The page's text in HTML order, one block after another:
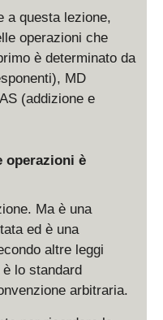
m
es
4
a questa lezione,
operazioni che
è determinato da
MD
(addizione e
operazioni è
Ma è una
ed è una
altre leggi
lo standard
arbitraria.